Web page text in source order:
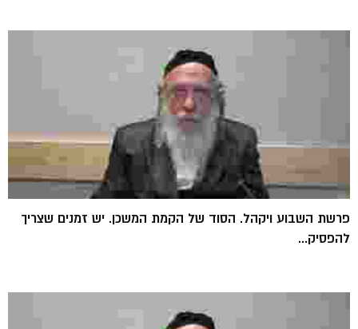
פרשת השבוע ויקהל. הסוד של הקמת המשכן. יש זמנים שצריך
להפסיק...